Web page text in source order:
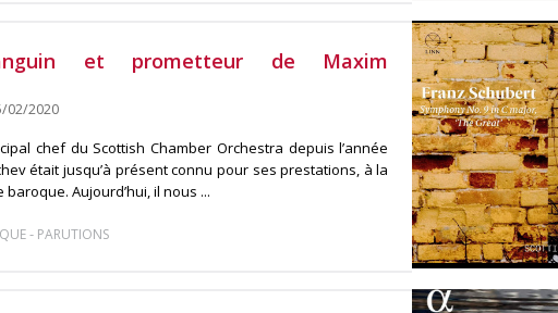
et prometteur de Maxim
02/2020
chef du Scottish Chamber Orchestra depuis l’année
était jusqu’à présent connu pour ses prestations, à la
Aujourd’hui, il nous ...
- PARUTIONS